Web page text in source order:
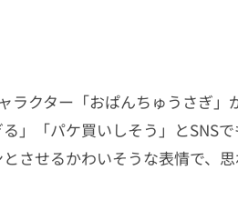
クター「おぱんちゅうさぎ」
」「パケ買いしそう」とSNS
させるかわいそうな表情で、